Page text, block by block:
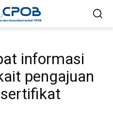
informasi
pengajuan